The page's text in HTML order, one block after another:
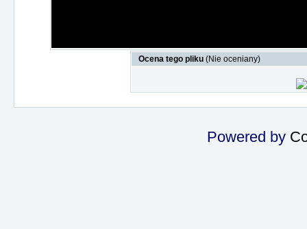
Ocena tego pliku (Nie oceniany)
Powered by